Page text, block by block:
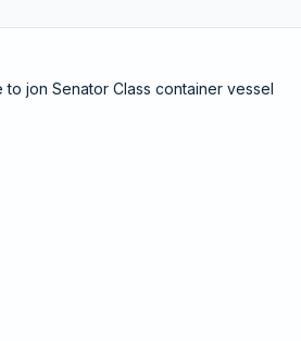
jon Senator Class container vessel